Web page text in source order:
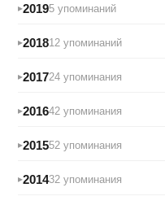
20195 упоминаний
201812 упоминаний
201724 упоминания
201642 упоминания
201552 упоминания
201432 упоминания